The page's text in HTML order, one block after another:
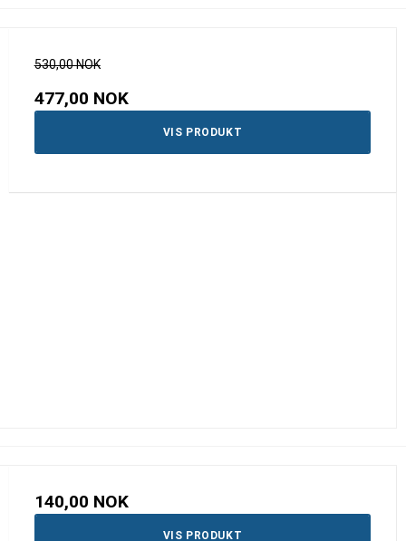
530,00 NOK
477,00 NOK
VIS PRODUKT
140,00 NOK
VIS PRODUKT